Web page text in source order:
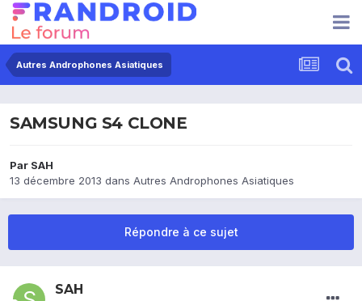
Autres Androphones Asiatiques
SAMSUNG S4 CLONE
Par SAH
13 décembre 2013 dans Autres Androphones Asiatiques
Répondre à ce sujet
SAH